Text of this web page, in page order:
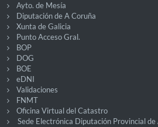
Ayto. de Mesía
Diputación de A Coruña
Xunta de Galicia
Punto Acceso Gral.
BOP
DOG
BOE
eDNI
Validaciones
FNMT
Oficina Virtual del Catastro
Sede Electrónica Diputación Provincial de